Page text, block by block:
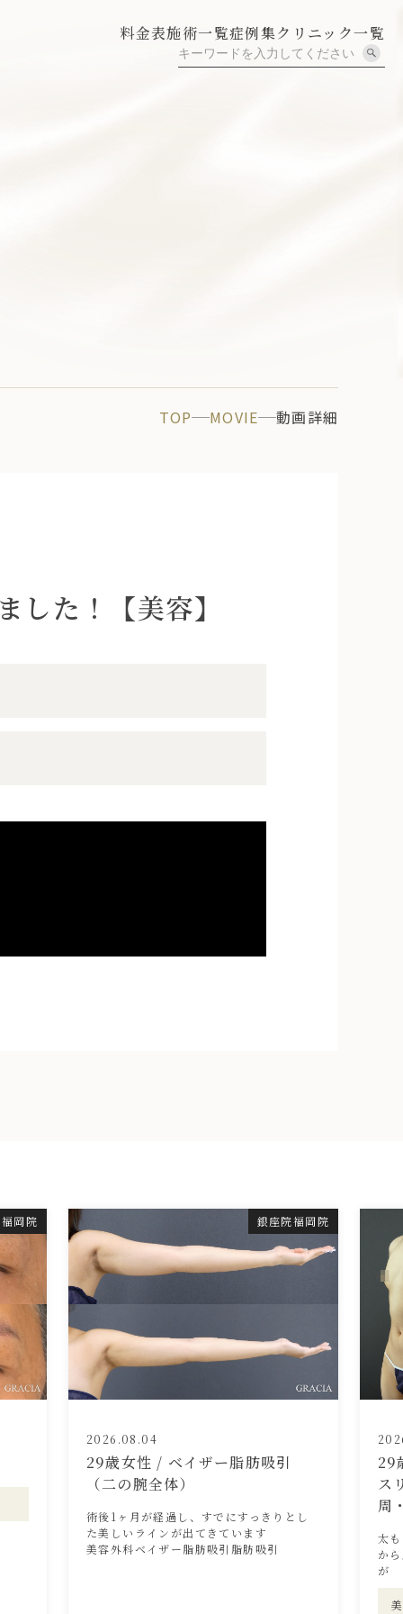
料金表施術一覧症例集クリニック一覧
TOP MOVIE 動画詳細
た！【美容】
福岡院 銀座院福岡院
2026.08.04
29歳女性 / ベイザー脂肪吸引
（二の腕全体）
術後1ヶ月が経過し、すでにすっきりとし
た美しいラインが出てきています
美容外科ベイザー脂肪吸引脂肪吸引
29
ス
周
太
か
が